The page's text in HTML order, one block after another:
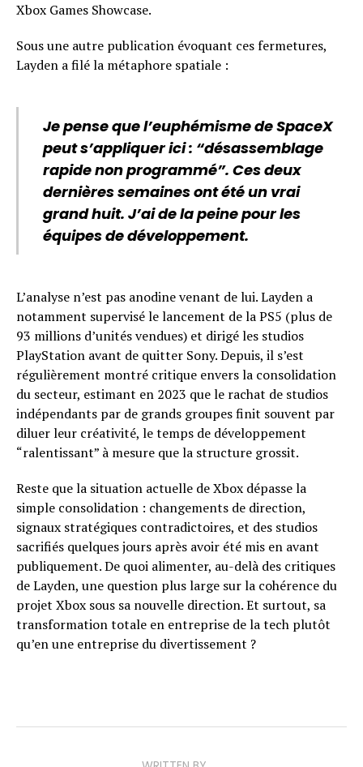
Xbox Games Showcase.
Sous une autre publication évoquant ces fermetures,
Layden a filé la métaphore spatiale :
Je pense que l’euphémisme de SpaceX
peut s’appliquer ici : “désassemblage
rapide non programmé”. Ces deux
dernières semaines ont été un vrai
grand huit. J’ai de la peine pour les
équipes de développement.
L’analyse n’est pas anodine venant de lui. Layden a
notamment supervisé le lancement de la PS5 (plus de
93 millions d’unités vendues) et dirigé les studios
PlayStation avant de quitter Sony. Depuis, il s’est
régulièrement montré critique envers la consolidation
du secteur, estimant en 2023 que le rachat de studios
indépendants par de grands groupes finit souvent par
diluer leur créativité, le temps de développement
“ralentissant” à mesure que la structure grossit.
Reste que la situation actuelle de Xbox dépasse la
simple consolidation : changements de direction,
signaux stratégiques contradictoires, et des studios
sacrifiés quelques jours après avoir été mis en avant
publiquement. De quoi alimenter, au-delà des critiques
de Layden, une question plus large sur la cohérence du
projet Xbox sous sa nouvelle direction. Et surtout, sa
transformation totale en entreprise de la tech plutôt
qu’en une entreprise du divertissement ?